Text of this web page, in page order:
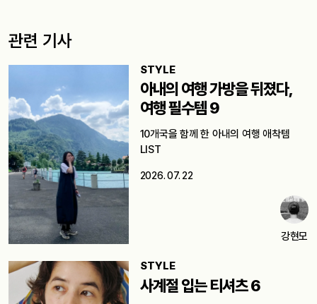
관련 기사
STYLE
아내의 여행 가방을 뒤졌다,
여행 필수템 9
10개국을 함께 한 아내의 여행 애착템
LIST
2026. 07. 22
강현모
STYLE
사계절 입는 티셔츠 6